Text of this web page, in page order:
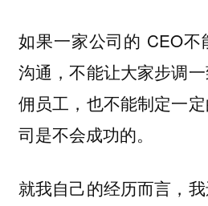
如果一家公司的 CEO
沟通，不能让大家步调
佣员工，也不能制定一
司是不会成功的。
就我自己的经历而言，